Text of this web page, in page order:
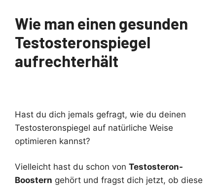
Wie man einen gesunden
Testosteronspiegel
aufrechterhält
Hast du dich jemals gefragt, wie du deinen
Testosteronspiegel auf natürliche Weise
optimieren kannst?
Vielleicht hast du schon von Testosteron-
Boostern gehört und fragst dich jetzt, ob diese